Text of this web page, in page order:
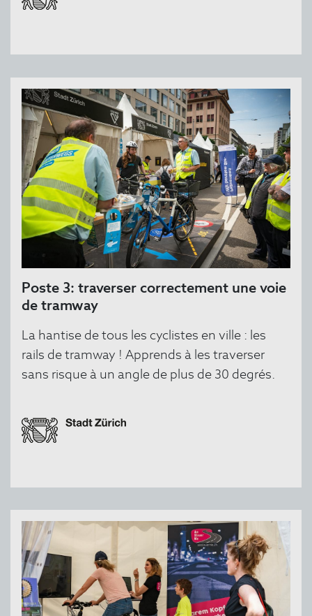
Poste 3: traverser correctement une voie
de tramway
La hantise de tous les cyclistes en ville : les
rails de tramway ! Apprends à les traverser
sans risque à un angle de plus de 30 degrés.